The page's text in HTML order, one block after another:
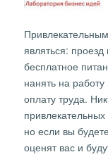
являться:
бесплатное
нанять на работу
оплату труда.
но если вы
оценят вас и